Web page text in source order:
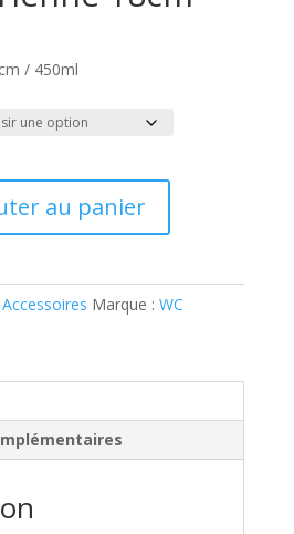
/ 450ml
au panier
r
v
Accessoires Marque : WC